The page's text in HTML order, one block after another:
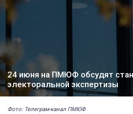
24 июня на ПМЮФ обсудят
электоральной экспертизы
Фото: Телеграм-канал ПМЮФ